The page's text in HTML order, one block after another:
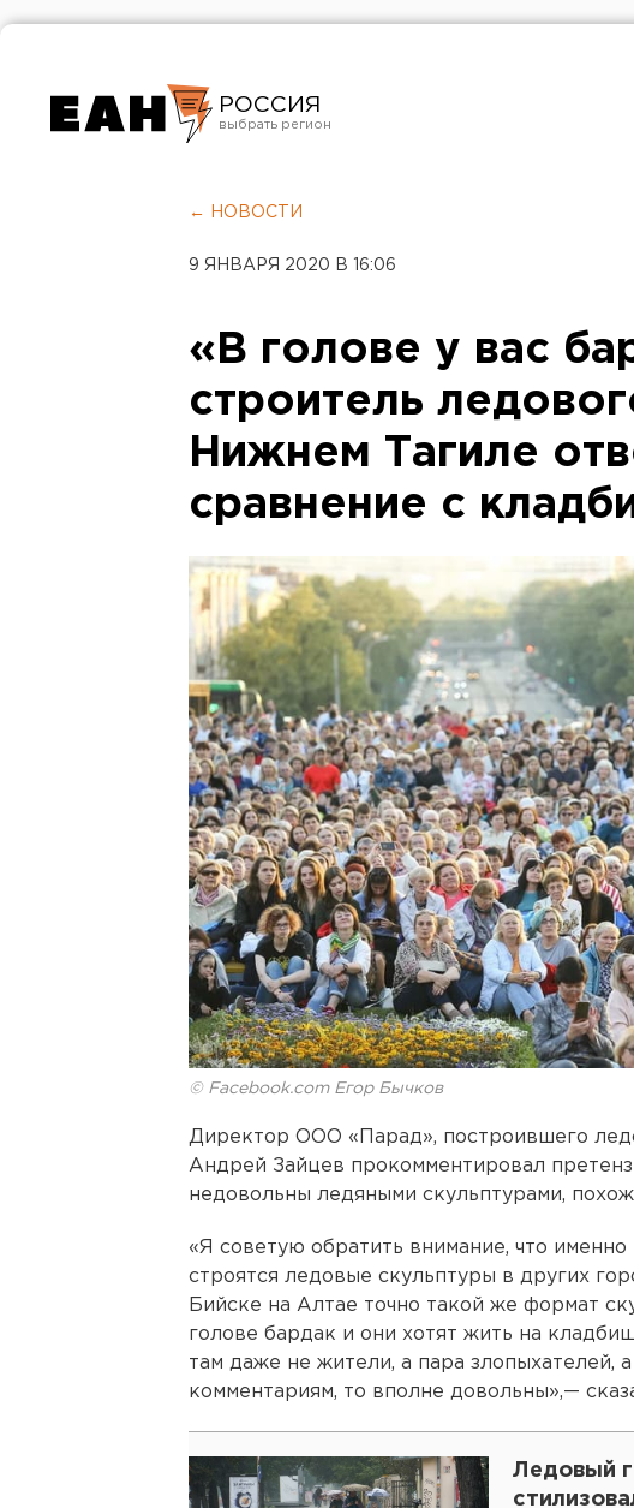
РОССИЯ
Челябинск
← НОВОСТИ
9 ЯНВАРЯ 2020 В 16:06
«В голове у вас
строитель
Нижнем Тагиле
сравнение с
© Facebook.com Егор Бычков
Директор ООО «Парад», построившего
Андрей Зайцев прокомментировал
недовольны ледяными скульптурами,
«Я советую обратить внимание, что
строятся ледовые скульптуры в других
Бийске на Алтае точно такой же формат
голове бардак и они хотят жить на
там даже не жители, а пара злопыхателей,
комментариям, то вполне довольны»,—
Ледовый